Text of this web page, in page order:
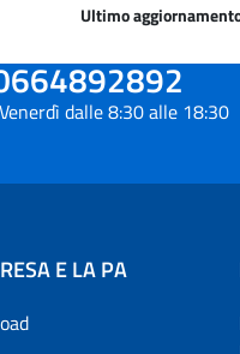
Ultimo
dalle 8:30 alle 18:30
E LA PA